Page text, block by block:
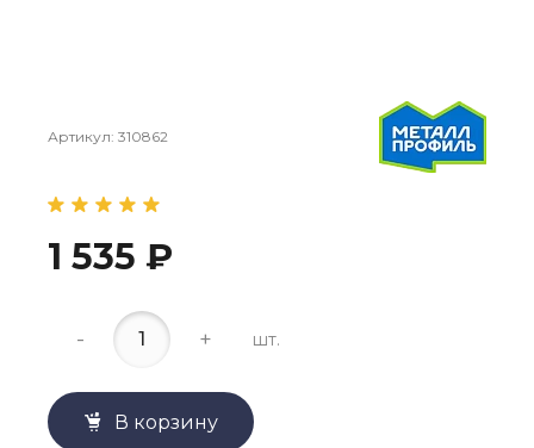
Артикул: 310862
1 535 ₽
- + шт.
В корзину